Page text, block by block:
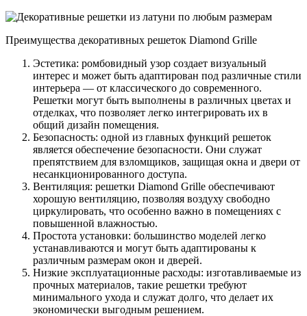
Преимущества декоративных решеток Diamond Grille
Эстетика: ромбовидный узор создает визуальный
интерес и может быть адаптирован под различные стили
интерьера — от классического до современного.
Решетки могут быть выполнены в различных цветах и
отделках, что позволяет легко интегрировать их в
общий дизайн помещения.
Безопасность: одной из главных функций решеток
является обеспечение безопасности. Они служат
препятствием для взломщиков, защищая окна и двери от
несанкционированного доступа.
Вентиляция: решетки Diamond Grille обеспечивают
хорошую вентиляцию, позволяя воздуху свободно
циркулировать, что особенно важно в помещениях с
повышенной влажностью.
Простота установки: большинство моделей легко
устанавливаются и могут быть адаптированы к
различным размерам окон и дверей.
Низкие эксплуатационные расходы: изготавливаемые из
прочных материалов, такие решетки требуют
минимального ухода и служат долго, что делает их
экономически выгодным решением.